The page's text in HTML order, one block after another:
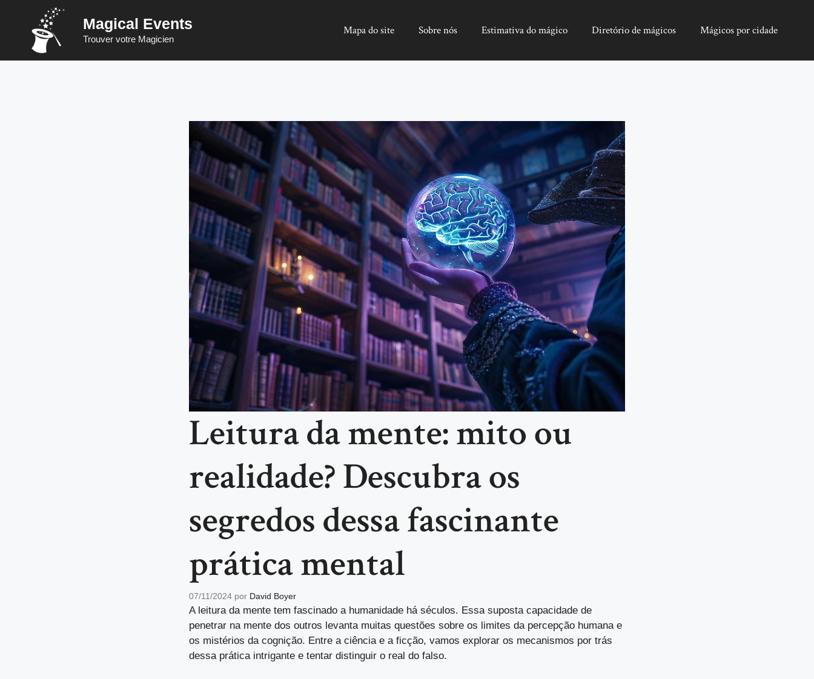
conteúdo
Magical Events
Trouver votre Magicien
Mapa do site Sobre nós Estimativa do mágico Diretório de mágicos Mágicos por cidade
Leitura da mente: mito ou
realidade? Descubra os
segredos dessa fascinante
prática mental
07/11/2024 por David Boyer
A leitura da mente tem fascinado a humanidade há séculos. Essa suposta capacidade de
penetrar na mente dos outros levanta muitas questões sobre os limites da percepção humana e
os mistérios da cognição. Entre a ciência e a ficção, vamos explorar os mecanismos por trás
dessa prática intrigante e tentar distinguir o real do falso.